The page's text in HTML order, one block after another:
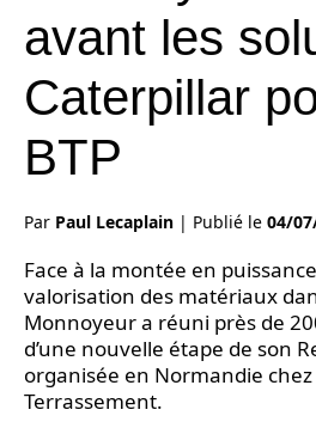
avant les
Caterpillar
BTP
Par Paul Lecaplain | Publié le 04/
Face à la montée en
valorisation des matériaux
Monnoyeur a réuni près de
d’une nouvelle étape de son
organisée en Normandie
Terrassement.